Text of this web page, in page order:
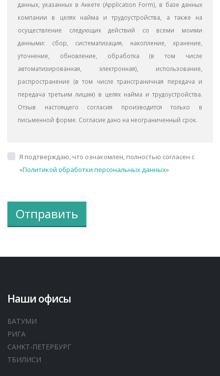
данных, указанных в Анкете (Application Form), в базе данных
компании в целях найма и трудоустройства, а также на
осуществление следующих действий со всеми моими
данными: сбор, систематизация, накопление, хранение,
уточнение, обновление, обработка (в том числе
автоматизированная, электронная), использование,
распространение (в том числе трансграничная передача и
передача третьим лицам) в целях найма и трудоустройства.
Отзыв настоящего согласия производится только в
письменной форме. Согласие дано на неограниченный срок.
Я подтверждаю, что ознакомлен, полностью согласен с
«Политикой обработки персональных данных»
Отправить
Наши офисы
БАТУМИ
РИГА
САНКТ-ПЕТЕРБУРГ
ТБИЛИСИ